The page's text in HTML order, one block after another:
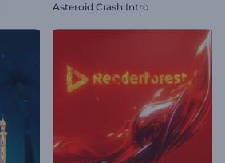
Asteroid Crash Intro